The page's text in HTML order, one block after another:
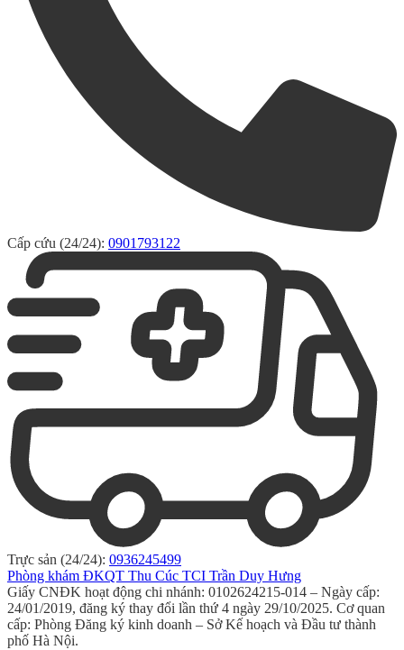
Cấp cứu (24/24): 0901793122
Trực sản (24/24): 0936245499
Phòng khám ĐKQT Thu Cúc TCI Trần Duy Hưng
Giấy CNĐK hoạt động chi nhánh: 0102624215-014 – Ngày cấp:
24/01/2019, đăng ký thay đổi lần thứ 4 ngày 29/10/2025. Cơ quan
cấp: Phòng Đăng ký kinh doanh – Sở Kế hoạch và Đầu tư thành
phố Hà Nội.